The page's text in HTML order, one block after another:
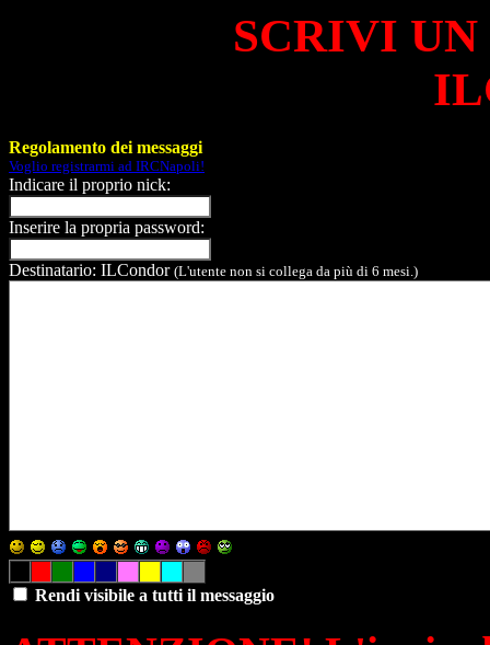
SCRIVI
Regolamento dei messaggi
Voglio registrarmi ad IRCNapoli!
Indicare il proprio nick:
Inserire la propria password:
Destinatario: ILCondor (L'utente non si collega da più di 6 mesi.)
Rendi visibile a tutti il messaggio